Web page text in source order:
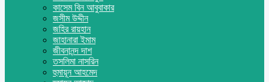
কাসেম বিন আবুবাকার
জসীম উদ্দীন
জহির রায়হান
জাহানারা ইমাম
জীবনানন্দ দাশ
তসলিমা নাসরিন
হুমায়ূন আহমেদ